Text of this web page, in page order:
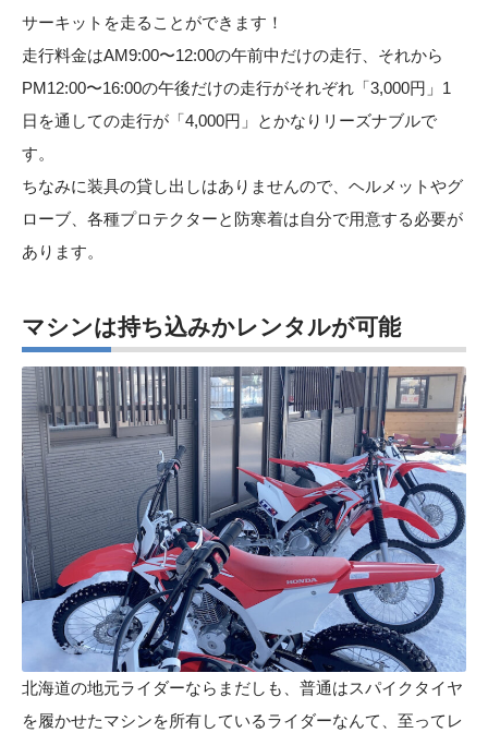
サーキットを走ることができます！
走行料金はAM9:00〜12:00の午前中だけの走行、それから
PM12:00〜16:00の午後だけの走行がそれぞれ「3,000円」1
日を通しての走行が「4,000円」とかなりリーズナブルで
す。
ちなみに装具の貸し出しはありませんので、ヘルメットやグ
ローブ、各種プロテクターと防寒着は自分で用意する必要が
あります。
マシンは持ち込みかレンタルが可能
北海道の地元ライダーならまだしも、普通はスパイクタイヤ
を履かせたマシンを所有しているライダーなんて、至ってレ